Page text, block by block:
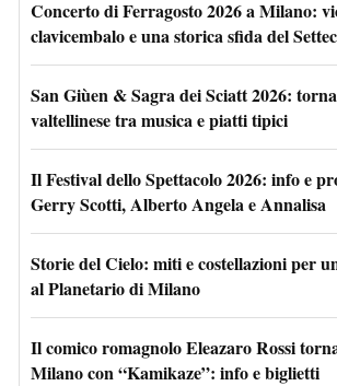
Concerto di Ferragosto 2026 a Milano:
clavicembalo e una storica sfida del
San Giùen & Sagra dei Sciatt 2026:
valtellinese tra musica e piatti tipici
Il Festival dello Spettacolo 2026: info e
Gerry Scotti, Alberto Angela e Annalisa
Storie del Cielo: miti e costellazioni per
al Planetario di Milano
Il comico romagnolo Eleazaro Rossi
Milano con “Kamikaze”: info e biglietti